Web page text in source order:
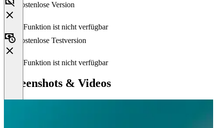
Kostenlose Version
Diese Funktion ist nicht verfügbar
Kostenlose Testversion
Diese Funktion ist nicht verfügbar
Screenshots & Videos